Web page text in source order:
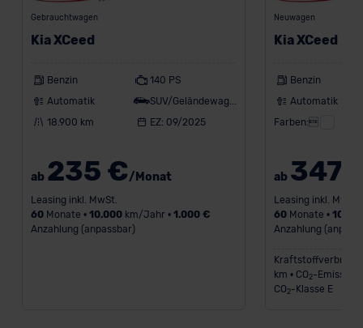
DSGVO) oder wenn Sie hierzu Ihre Einwilligung freiwillig
erteilen. Nähere Informationen zu den bestehenden
Datenschutzerklärung| Impressum
Gebrauchtwagen
Kia XCeed
Benzin
140 PS
Automatik
18.900 km
EZ: 09/2025
ab 235 €/Monat
Leasing inkl. MwSt.
60Monate • 10.000km/Jahr • 1.000 €
Anzahlung (anpassbar)
Neuwagen
Kia XCeed
Benzin
Automatik
Farben:
ab 347
Leasing inkl. MwSt.
60Monate •
Anzahlung
km • CO 2-Emission
CO 2-Klasse E